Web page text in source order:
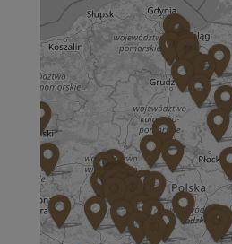
36 MINUT Bielany
ul. Aspekt 79
01-904 Warszawa
36 MINUT Bochnia
ul. Kazimierza
32-700 Bochnia
36 MINUT Brodnica